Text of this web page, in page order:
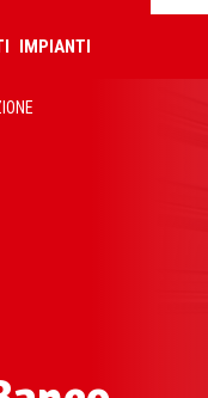
IMPIANTI